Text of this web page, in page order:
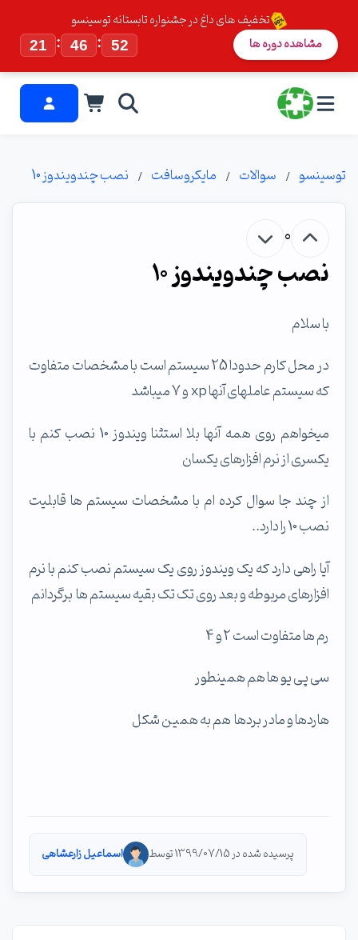
تخفیف های داغ در جشنواره تابستانه توسینسو
21
: 46 : 52 مشاهده دوره ها
توسینسو سوالات مایکروسافت نصب چندویندوز 10
0
نصب چندویندوز 10
با سلام
در محل کارم حدودا 25 سیستم است با مشخصات متفاوت
که سیستم عاملهای آنها xp و 7 میباشد
میخواهم روی همه آنها بلا استثنا ویندوز 10 نصب کنم با
یکسری از نرم افزارهای یکسان
از چند جا سوال کرده ام با مشخصات سیستم ها قابلیت
نصب 10 را دارد..
آیا راهی دارد که یک ویندوز روی یک سیستم نصب کنم با نرم
افزارهای مربوطه و بعد روی تک تک بقیه سیستم ها برگردانم
رم ها متفاوت است 2 و 4
سی پی یو ها هم همینطور
هاردها و مادر بردها هم به همین شکل
پرسیده شده در 1399/07/15 توسط اسماعیل زارعشاهی